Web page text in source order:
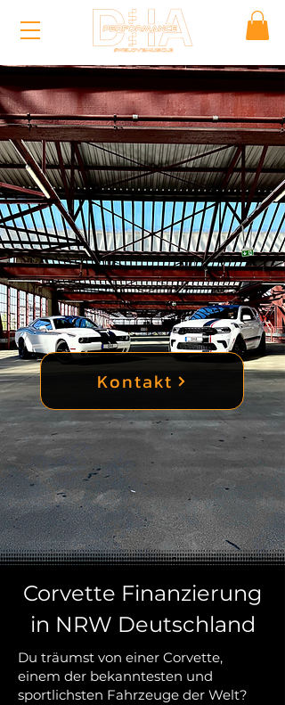
Kontakt
Corvette Finanzierung
in NRW Deutschland
Du träumst von einer Corvette,
einem der bekanntesten und
sportlichsten Fahrzeuge der Welt?